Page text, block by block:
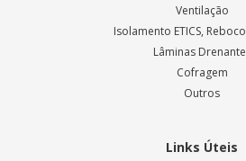
Ventilação
Isolamento ETICS,
Lâminas
Cofragem
Outros
Links Úteis